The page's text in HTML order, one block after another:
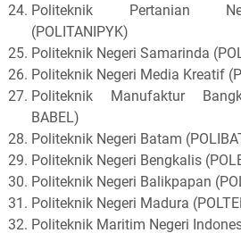
Politeknik Pertanian
(POLITANIPYK)
Politeknik Negeri Samarinda
Politeknik Negeri Media Kreatif
Politeknik Manufaktur
BABEL)
Politeknik Negeri Batam
Politeknik Negeri Bengkalis
Politeknik Negeri Balikpapan
Politeknik Negeri Madura
Politeknik Maritim Negeri